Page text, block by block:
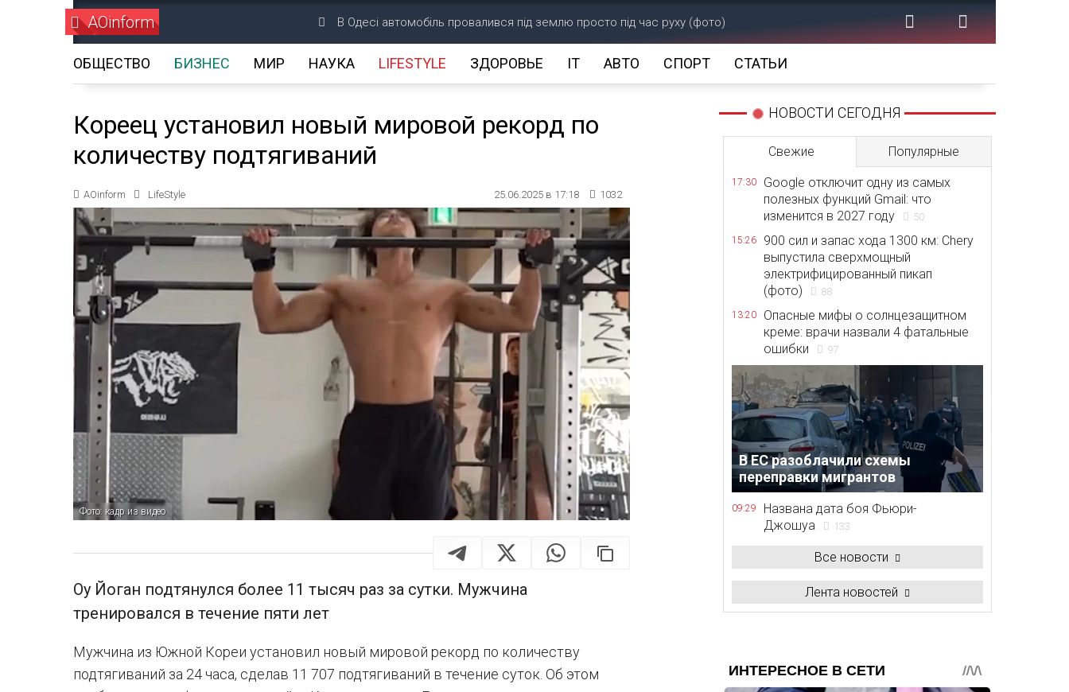
AOinform В Одесі автомобіль провалився під землю просто під час руху (фото)
ОБЩЕСТВО БИЗНЕС МИР НАУКА LIFESTYLE ЗДОРОВЬЕ IT АВТО СПОРТ СТАТЬИ
Кореец установил новый мировой рекорд по
количеству подтягиваний
AOinform LifeStyle 25.06.2025 в 17:18 1032
Фото: кадр из видео
Оу Йоган подтянулся более 11 тысяч раз за сутки. Мужчина
тренировался в течение пяти лет
Мужчина из Южной Кореи установил новый мировой рекорд по количеству
подтягиваний за 24 часа, сделав 11 707 подтягиваний в течение суток. Об этом
НОВОСТИ СЕГОДНЯ
Свежие Популярные
17:30
Google отключит одну из самых
полезных функций Gmail: что
изменится в 2027 году
50
15:26
900 сил и запас хода 1300 км: Chery
выпустила сверхмощный
электрифицированный пикап
(фото)
88
13:20
Опасные мифы о солнцезащитном
креме: врачи назвали 4 фатальные
ошибки
97
В ЕС разоблачили схемы
переправки мигрантов
09:29
Названа дата боя Фьюри-
Джошуа
133
Все новости
Лента новостей